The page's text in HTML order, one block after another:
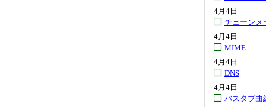
4月4日
チェーンメ
4月4日
MIME
4月4日
DNS
4月4日
バスタブ曲